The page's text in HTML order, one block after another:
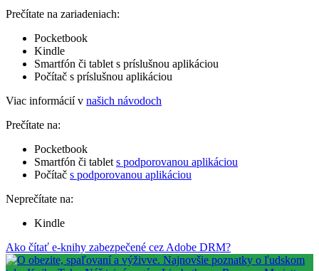
Prečítate na zariadeniach:
Pocketbook
Kindle
Smartfón či tablet s príslušnou aplikáciou
Počítač s príslušnou aplikáciou
Viac informácií v našich návodoch
Prečítate na:
Pocketbook
Smartfón či tablet s podporovanou aplikáciou
Počítač s podporovanou aplikáciou
Neprečítate na:
Kindle
Ako čítať e-knihy zabezpečené cez Adobe DRM?